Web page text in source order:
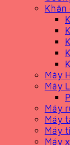
Khăn
Máy
Máy
Máy
Máy
Máy
Máy